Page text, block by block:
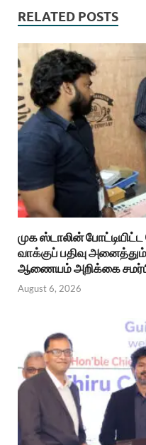
RELATED POSTS
முக ஸ்டாலின்
வாக்குப் பதிவு
ஆணையம் அறிக்கை
August 6, 2026